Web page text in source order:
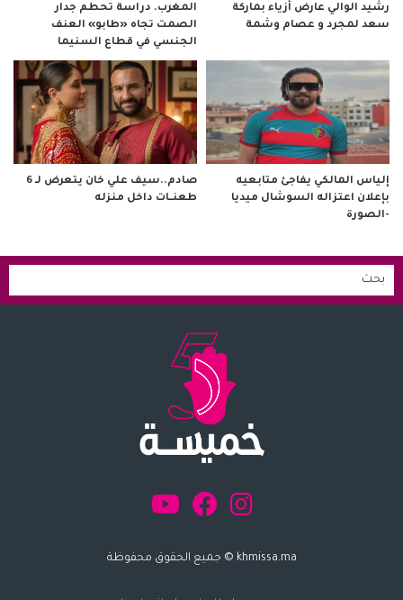
رشيد الوالي عارض أزياء بماركة
سعد لمجرد و عصام وشمة
المغرب. دراسة تحطم جدار
الصمت تجاه «طابو» العنف
الجنسي في قطاع السنيما
إلياس المالكي يفاجئ متابعيه
بإعلان اعتزاله السوشال ميديا
-الصورة
صادم..سيف علي خان يتعرض لـ 6
طعنــات داخل منزله
khmissa.ma © جميع الحقوق محفوظة